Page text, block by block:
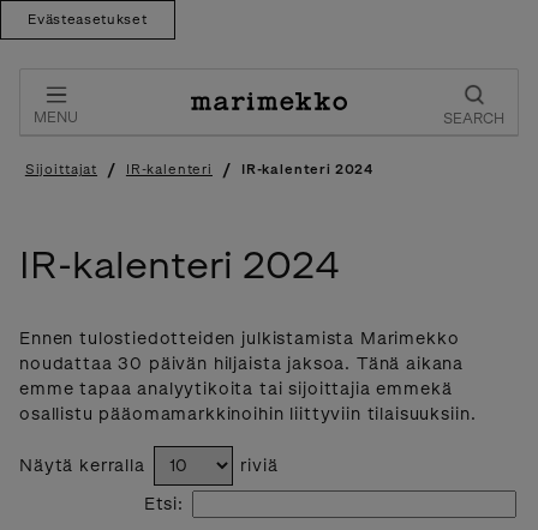
Evästeasetukset
content
MENU SEARCH
Sijoittajat / IR-kalenteri / IR-kalenteri 2024
IR-kalenteri 2024
Ennen tulostiedotteiden julkistamista Marimekko
noudattaa 30 päivän hiljaista jaksoa. Tänä aikana
emme tapaa analyytikoita tai sijoittajia emmekä
osallistu pääomamarkkinoihin liittyviin tilaisuuksiin.
Näytä kerralla
riviä
Etsi: